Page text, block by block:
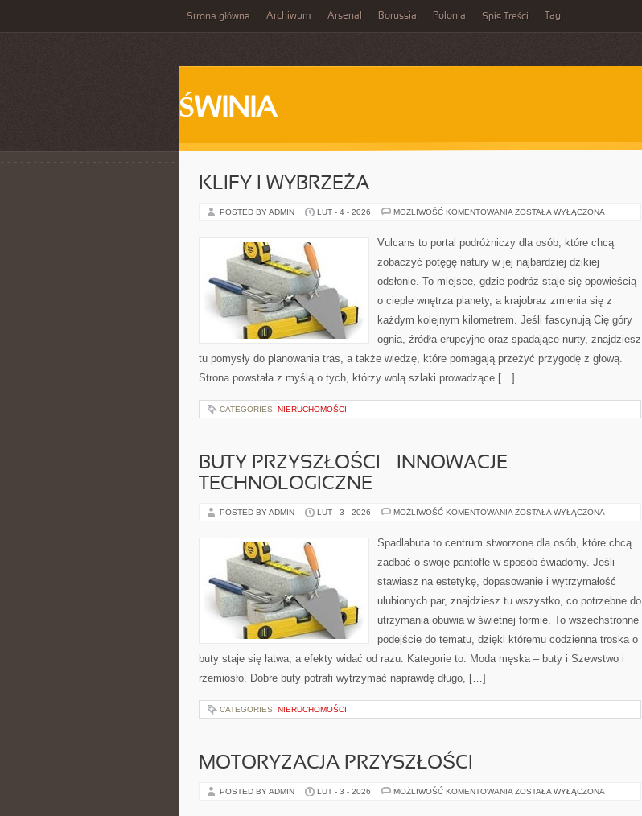
Strona główna Archiwum Arsenal Borussia Polonia Spis Treści Tagi
ŚWINIA
KLIFY I WYBRZEŻA
POSTED BY ADMIN LUT - 4 - 2026 MOŻLIWOŚĆ KOMENTOWANIA KLIFY
ZOSTAŁA WYŁĄCZONA
Vulcans to portal podróżniczy dla osób, które chcą
zobaczyć potęgę natury w jej najbardziej dzikiej
odsłonie. To miejsce, gdzie podróż staje się opowieścią
o cieple wnętrza planety, a krajobraz zmienia się z
każdym kolejnym kilometrem. Jeśli fascynują Cię góry
ognia, źródła erupcyjne oraz spadające nurty, znajdziesz
tu pomysły do planowania tras, a także wiedzę, które pomagają przeżyć przygodę z głową.
Strona powstała z myślą o tych, którzy wolą szlaki prowadzące […]
CATEGORIES: NIERUCHOMOŚCI
BUTY PRZYSZŁOŚCI – INNOWACJE
TECHNOLOGICZNE
POSTED BY ADMIN LUT - 3 - 2026 MOŻLIWOŚĆ KOMENTOWANIA BUTY
INNOWACJE
TECHNOLOGICZNE
ZOSTAŁA WYŁĄCZONA
Spadlabuta to centrum stworzone dla osób, które chcą
zadbać o swoje pantofle w sposób świadomy. Jeśli
stawiasz na estetykę, dopasowanie i wytrzymałość
ulubionych par, znajdziesz tu wszystko, co potrzebne do
utrzymania obuwia w świetnej formie. To wszechstronne
podejście do tematu, dzięki któremu codzienna troska o
buty staje się łatwa, a efekty widać od razu. Kategorie to: Moda męska – buty i Szewstwo i
rzemiosło. Dobre buty potrafi wytrzymać naprawdę długo, […]
CATEGORIES: NIERUCHOMOŚCI
MOTORYZACJA PRZYSZŁOŚCI
POSTED BY ADMIN LUT - 3 - 2026 MOŻLIWOŚĆ KOMENTOWANIA MOTORYZACJA
ZOSTAŁA WYŁĄCZONA